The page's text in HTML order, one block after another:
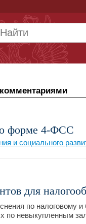
форме 4-ФСС
и социального
для
по налоговому и
по невыкупленным